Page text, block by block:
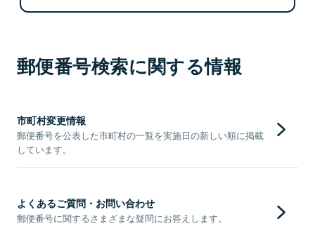
郵便番号検索に関する情報
市町村変更情報
郵便番号を公表した市町村の一覧を実施日の新しい順に掲載
しています。
よくあるご質問・お問い合わせ
郵便番号に関するさまざまな疑問にお答えします。